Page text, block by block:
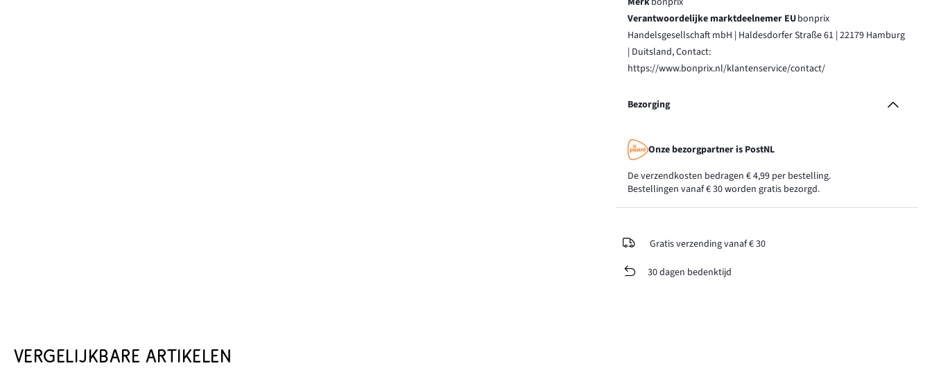
Verantwoordelijke marktdeelnemer EUbonprix
Handelsgesellschaft mbH | Haldesdorfer Straße 61 | 22179 Hamburg
| Duitsland, Contact:
https://www.bonprix.nl/klantenservice/contact/
Bezorging
Onze bezorgpartner is PostNL
De verzendkosten bedragen € 4,99 per bestelling.
Bestellingen vanaf € 30 worden gratis bezorgd.
Gratis verzending vanaf € 30
30 dagen bedenktijd
VERGELIJKBARE ARTIKELEN